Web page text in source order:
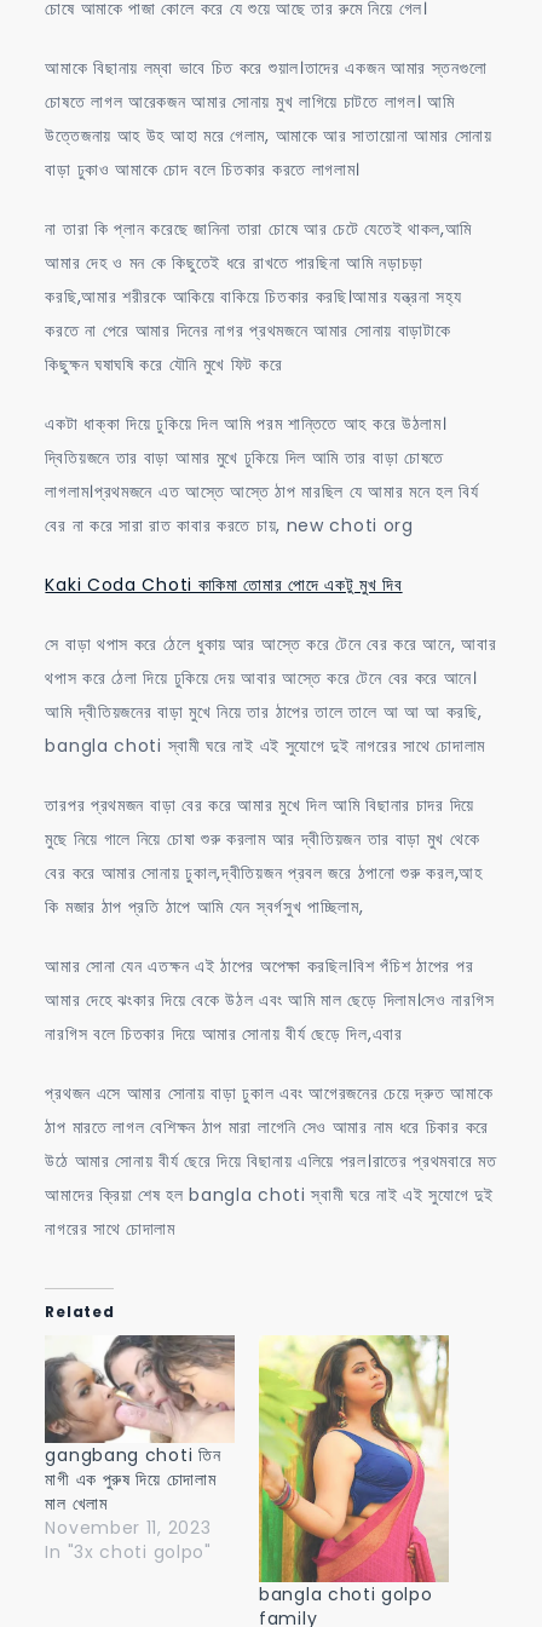
চোষে আমাকে পাজা কোলে করে যে শুয়ে আছে তার রুমে নিয়ে গেল।
আমাকে বিছানায় লম্বা ভাবে চিত করে শুয়াল।তাদের একজন আমার স্তনগুলো
চোষতে লাগল আরেকজন আমার সোনায় মুখ লাগিয়ে চাটতে লাগল। আমি
উত্তেজনায় আহ উহ আহা মরে গেলাম, আমাকে আর সাতায়োনা আমার সোনায়
বাড়া ঢুকাও আমাকে চোদ বলে চিতকার করতে লাগলাম।
না তারা কি প্লান করেছে জানিনা তারা চোষে আর চেটে যেতেই থাকল,আমি
আমার দেহ ও মন কে কিছুতেই ধরে রাখতে পারছিনা আমি নড়াচড়া
করছি,আমার শরীরকে আকিয়ে বাকিয়ে চিতকার করছি।আমার যন্ত্রনা সহ্য
করতে না পেরে আমার দিনের নাগর প্রথমজনে আমার সোনায় বাড়াটাকে
কিছুক্ষন ঘষাঘষি করে যৌনি মুখে ফিট করে
একটা ধাক্কা দিয়ে ঢুকিয়ে দিল আমি পরম শান্তিতে আহ করে উঠলাম।
দ্বিতিয়জনে তার বাড়া আমার মুখে ঢুকিয়ে দিল আমি তার বাড়া চোষতে
লাগলাম।প্রথমজনে এত আস্তে আস্তে ঠাপ মারছিল যে আমার মনে হল বির্য
বের না করে সারা রাত কাবার করতে চায়, new choti org
Kaki Coda Choti কাকিমা তোমার পোদে একটু মুখ দিব
সে বাড়া থপাস করে ঠেলে ধুকায় আর আস্তে করে টেনে বের করে আনে, আবার
থপাস করে ঠেলা দিয়ে ঢুকিয়ে দেয় আবার আস্তে করে টেনে বের করে আনে।
আমি দ্বীতিয়জনের বাড়া মুখে নিয়ে তার ঠাপের তালে তালে আ আ আ করছি,
bangla choti স্বামী ঘরে নাই এই সুযোগে দুই নাগরের সাথে চোদালাম
তারপর প্রথমজন বাড়া বের করে আমার মুখে দিল আমি বিছানার চাদর দিয়ে
মুছে নিয়ে গালে নিয়ে চোষা শুরু করলাম আর দ্বীতিয়জন তার বাড়া মুখ থেকে
বের করে আমার সোনায় ঢুকাল,দ্বীতিয়জন প্রবল জরে ঠপানো শুরু করল,আহ
কি মজার ঠাপ প্রতি ঠাপে আমি যেন স্বর্গসুখ পাচ্ছিলাম,
আমার সোনা যেন এতক্ষন এই ঠাপের অপেক্ষা করছিল।বিশ পঁচিশ ঠাপের পর
আমার দেহে ঝংকার দিয়ে বেকে উঠল এবং আমি মাল ছেড়ে দিলাম।সেও নারগিস
নারগিস বলে চিতকার দিয়ে আমার সোনায় বীর্য ছেড়ে দিল,এবার
প্রথজন এসে আমার সোনায় বাড়া ঢুকাল এবং আগেরজনের চেয়ে দ্রুত আমাকে
ঠাপ মারতে লাগল বেশিক্ষন ঠাপ মারা লাগেনি সেও আমার নাম ধরে চিকার করে
উঠে আমার সোনায় বীর্য ছেরে দিয়ে বিছানায় এলিয়ে পরল।রাতের প্রথমবারে মত
আমাদের ক্রিয়া শেষ হল bangla choti স্বামী ঘরে নাই এই সুযোগে দুই
নাগরের সাথে চোদালাম
Related
gangbang choti তিন
মাগী এক পুরুষ দিয়ে চোদালাম
মাল খেলাম
November 11, 2023
In "3x choti golpo"
bangla choti golpo
family